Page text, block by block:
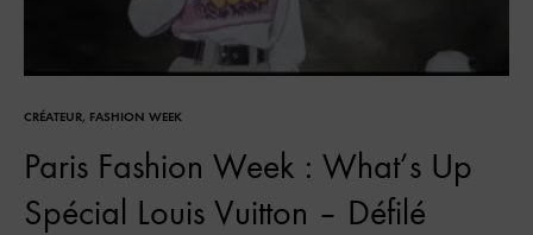
CRÉATEUR, FASHION WEEK
Paris Fashion Week : What’s Up
Spécial Louis Vuitton – Défilé